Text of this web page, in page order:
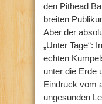
den Pithead
breiten
Aber der
„Unter Tage“:
echten
unter die Erde
Eindruck vom
ungesunden